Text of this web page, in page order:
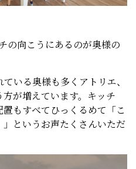
の向こうにあるのが奥様の
いる奥様も多くアトリエ、
が増えています。キッチ
もすべてひっくるめて「こ
というお声たくさんいただ